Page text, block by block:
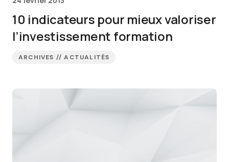
10 indicateurs pour mieux valoriser
l’investissement formation
ARCHIVES // ACTUALITÉS